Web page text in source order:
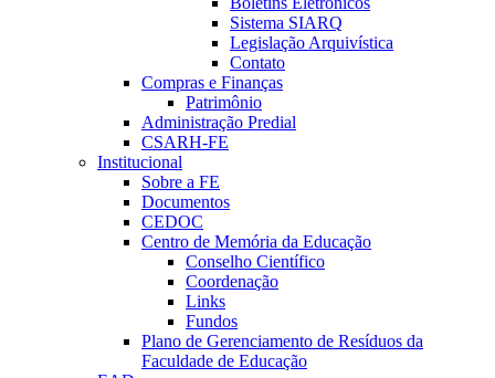
Sistema SIARQ
Legislação Arquivística
Contato
Compras e Finanças
Patrimônio
Administração Predial
CSARH-FE
Institucional
Sobre a FE
Documentos
CEDOC
Centro de Memória da Educação
Conselho Científico
Coordenação
Links
Fundos
Plano de Gerenciamento de Resíduos da
Faculdade de Educação